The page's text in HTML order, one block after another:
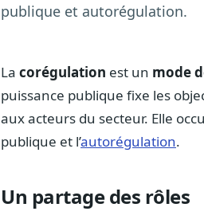
publique et autorégulation.
La corégulation est un mode
puissance publique fixe les
aux acteurs du secteur. Elle
publique et l’autorégulation.
Un partage des rôles